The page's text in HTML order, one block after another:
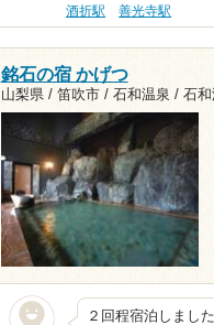
酒折駅
善光寺駅
銘石の宿 かげつ
山梨県 / 笛吹市 / 石和温泉 / 石
２回程宿泊しまし